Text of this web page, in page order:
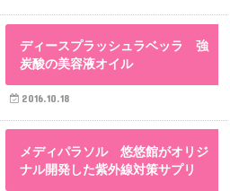
ディースプラッシュラベッラ 強
炭酸の美容液オイル
2016.10.18
メディパラソル 悠悠館がオリジ
ナル開発した紫外線対策サプリ